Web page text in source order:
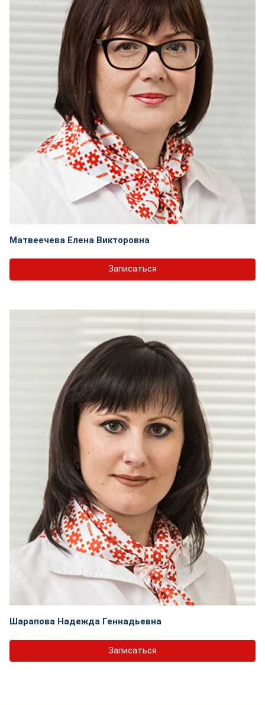
Матвеечева Елена Викторовна
Записаться
Шарапова Надежда Геннадьевна
Записаться